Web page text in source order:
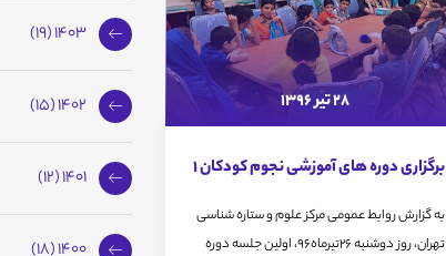
28 تیر 1396
برگزاری دوره های آموزشی نجوم کودکان 1
به گزارش روابط عمومی مرکز علوم و ستاره شناسی
تهران، روز دوشنبه 26تیرماه96، اولین جلسه دوره
1403 (19)
1402 (15)
1401 (12)
1400 (18)